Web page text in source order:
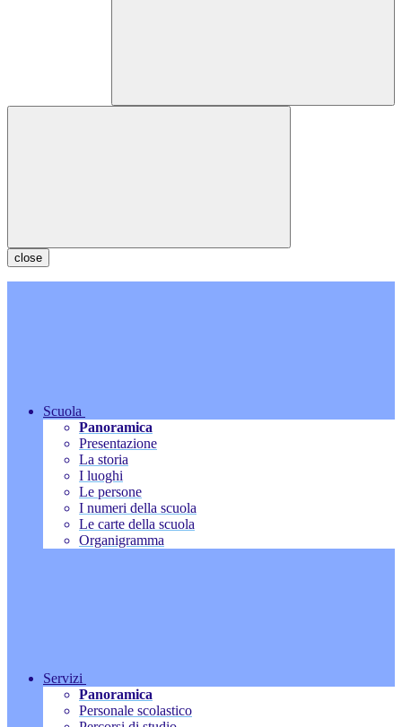
close
Scuola
Panoramica
Presentazione
La storia
I luoghi
Le persone
I numeri della scuola
Le carte della scuola
Organigramma
Servizi
Panoramica
Personale scolastico